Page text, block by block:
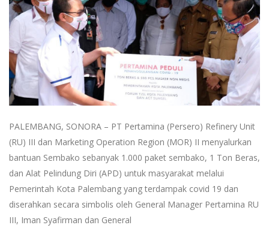
PALEMBANG, SONORA – PT Pertamina (Persero) Refinery Unit
(RU) III dan Marketing Operation Region (MOR) II menyalurkan
bantuan Sembako sebanyak 1.000 paket sembako, 1 Ton Beras,
dan Alat Pelindung Diri (APD) untuk masyarakat melalui
Pemerintah Kota Palembang yang terdampak covid 19 dan
diserahkan secara simbolis oleh General Manager Pertamina RU
III, Iman Syafirman dan General